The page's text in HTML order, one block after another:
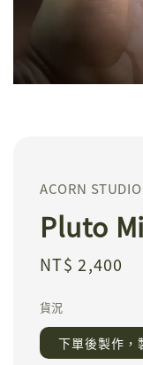
ACORN
Pluto
Regular
NT$ 2,400
貨況
下單後製作，